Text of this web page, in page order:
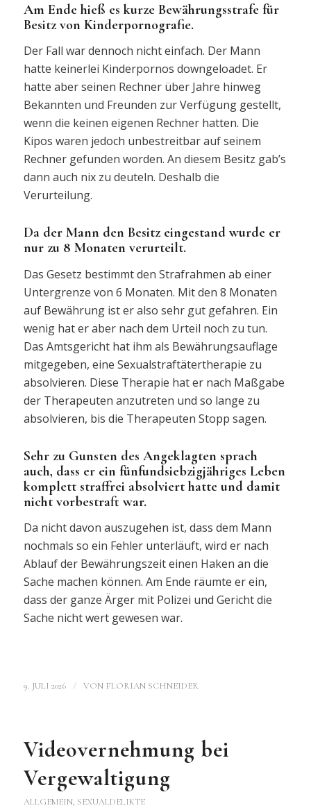
Am Ende hieß es kurze Bewährungsstrafe für
Besitz von Kinderpornografie.
Der Fall war dennoch nicht einfach. Der Mann
hatte keinerlei Kinderpornos downgeloadet. Er
hatte aber seinen Rechner über Jahre hinweg
Bekannten und Freunden zur Verfügung gestellt,
wenn die keinen eigenen Rechner hatten. Die
Kipos waren jedoch unbestreitbar auf seinem
Rechner gefunden worden. An diesem Besitz gab’s
dann auch nix zu deuteln. Deshalb die
Verurteilung.
Da der Mann den Besitz eingestand wurde er
nur zu 8 Monaten verurteilt.
Das Gesetz bestimmt den Strafrahmen ab einer
Untergrenze von 6 Monaten. Mit den 8 Monaten
auf Bewährung ist er also sehr gut gefahren. Ein
wenig hat er aber nach dem Urteil noch zu tun.
Das Amtsgericht hat ihm als Bewährungsauflage
mitgegeben, eine Sexualstraftätertherapie zu
absolvieren. Diese Therapie hat er nach Maßgabe
der Therapeuten anzutreten und so lange zu
absolvieren, bis die Therapeuten Stopp sagen.
Sehr zu Gunsten des Angeklagten sprach
auch, dass er ein fünfundsiebzigjähriges Leben
komplett straffrei absolviert hatte und damit
nicht vorbestraft war.
Da nicht davon auszugehen ist, dass dem Mann
nochmals so ein Fehler unterläuft, wird er nach
Ablauf der Bewährungszeit einen Haken an die
Sache machen können. Am Ende räumte er ein,
dass der ganze Ärger mit Polizei und Gericht die
Sache nicht wert gewesen war.
9. JULI 2026 / VON FLORIAN SCHNEIDER
Videovernehmung bei
Vergewaltigung
ALLGEMEIN, SEXUALDELIKTE